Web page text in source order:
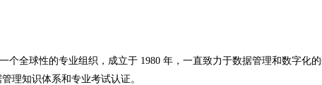
个全球性的专业组织，成立于 1980 年，一直致力于数据管理和数字化
理知识体系和专业考试认证。